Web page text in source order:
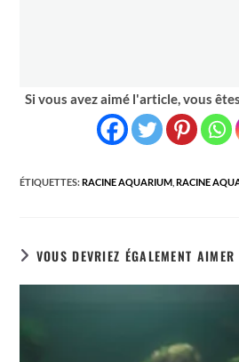
Si vous avez aimé l'article, vous
ÉTIQUETTES:RACINE AQUARIUM RACINE
VOUS DEVRIEZ ÉGALEMENT AIMER